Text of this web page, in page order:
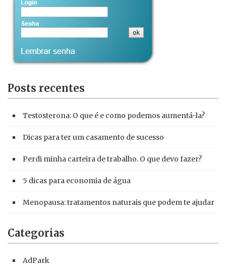
Posts recentes
Testosterona: O que é e como podemos aumentá-la?
Dicas para ter um casamento de sucesso
Perdi minha carteira de trabalho. O que devo fazer?
5 dicas para economia de água
Menopausa: tratamentos naturais que podem te ajudar
Categorias
AdPark